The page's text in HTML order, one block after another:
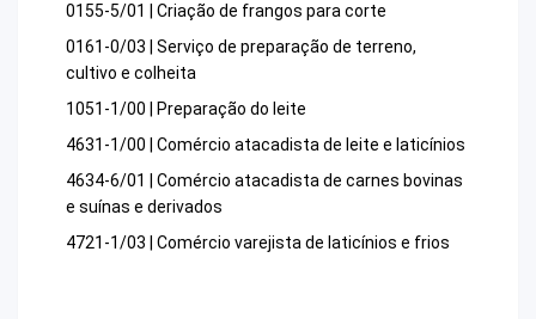
0155-5/01 | Criação de frangos para corte
0161-0/03 | Serviço de preparação de terreno,
cultivo e colheita
1051-1/00 | Preparação do leite
4631-1/00 | Comércio atacadista de leite e laticínios
4634-6/01 | Comércio atacadista de carnes bovinas
e suínas e derivados
4721-1/03 | Comércio varejista de laticínios e frios